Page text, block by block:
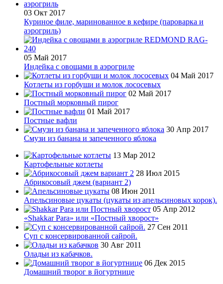
03 Окт 2017
Куриное филе, маринованное в кефире (пароварка и
аэрогриль)
05 Май 2017
Индейка с овощами в аэрогриле
04 Май 2017
Котлеты из горбуши и молок лососевых
02 Май 2017
Постный морковный пирог
01 Май 2017
Постные вафли
30 Апр 2017
Смузи из банана и запеченного яблока
13 Мар 2012
Картофельные котлеты
28 Июл 2015
Абрикосовый джем (вариант 2)
08 Июн 2011
Апельсиновые цукаты (цукаты из апельсиновых корок).
05 Апр 2012
«Shakkar Para» или «Постный хворост»
27 Сен 2011
Суп с консервированной сайрой.
30 Авг 2011
Оладьи из кабачков.
06 Дек 2015
Домашний творог в йогуртнице